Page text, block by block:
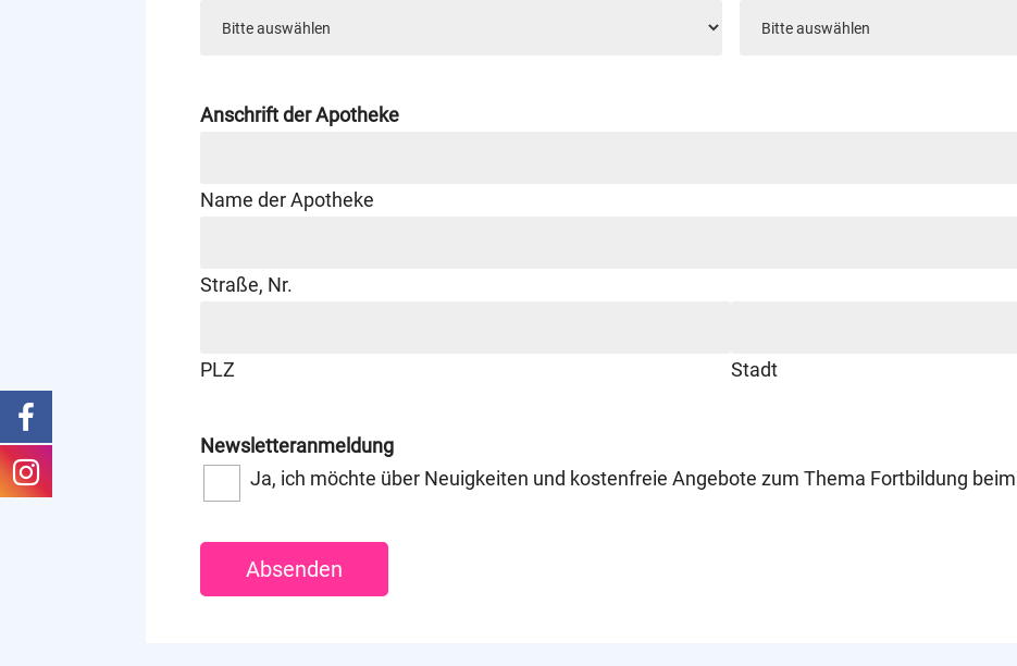
Anschrift der Apotheke
Name der Apotheke
Straße, Nr.
PLZ Stadt
Newsletteranmeldung
Ja, ich möchte über Neuigkeiten und kostenfreie Angebote zum Thema Fortbildung